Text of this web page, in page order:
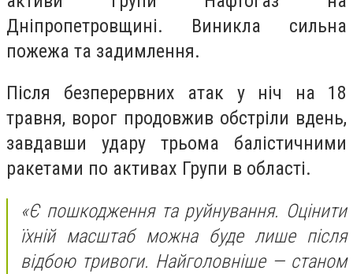
Дніпропетровщині. Виникла сильна
пожежа та задимлення.
Після безперервних атак у ніч на 18
травня, ворог продовжив обстріли вдень,
завдавши удару трьома балістичними
ракетами по активах Групи в області.
«Є пошкодження та руйнування. Оцінити
їхній масштаб можна буде лише після
відбою тривоги. Найголовніше — станом